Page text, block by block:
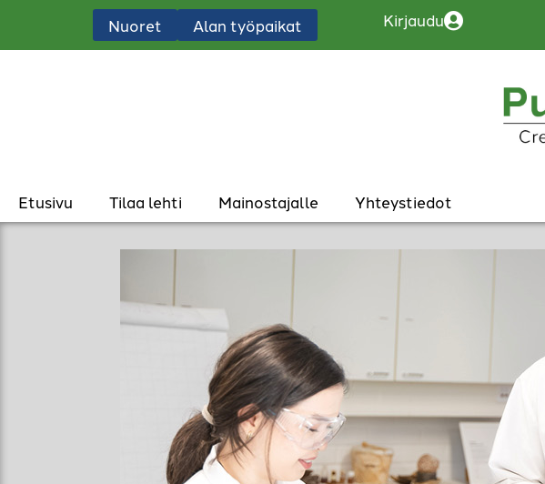
Nuoret Alan työpaikat Kirjaudu
Etusivu Tilaa lehti Mainostajalle Yhteystiedot